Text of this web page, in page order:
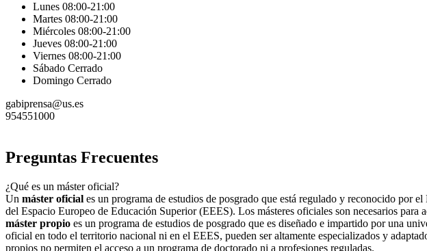
Lunes 08:00-21:00
Martes 08:00-21:00
Miércoles 08:00-21:00
Jueves 08:00-21:00
Viernes 08:00-21:00
Sábado Cerrado
Domingo Cerrado
gabiprensa@us.es
954551000
Preguntas Frecuentes
¿Qué es un máster oficial?
Un máster oficial es un programa de estudios de posgrado que está regulado y reconocido por
del Espacio Europeo de Educación Superior (EEES). Los másteres oficiales son necesarios
máster propio es un programa de estudios de posgrado que es diseñado e impartido por una
oficial en todo el territorio nacional ni en el EEES, pueden ser altamente especializados y
propios no permiten el acceso a un programa de doctorado ni a profesiones reguladas.